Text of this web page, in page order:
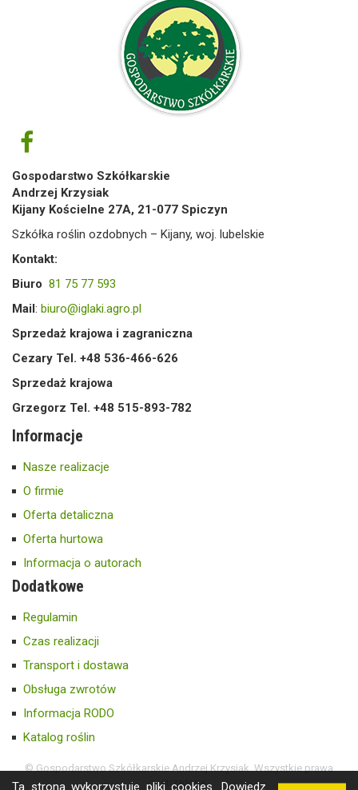
Gospodarstwo Szkółkarskie
Andrzej Krzysiak
Kijany Kościelne 27A, 21-077 Spiczyn
Szkółka roślin ozdobnych – Kijany, woj. lubelskie
Kontakt:
Biuro 81 75 77 593
Mail: biuro@iglaki.agro.pl
Sprzedaż krajowa i zagraniczna
Cezary Tel. +48 536-466-626
Sprzedaż krajowa
Grzegorz Tel. +48 515-893-782
Informacje
Nasze realizacje
O firmie
Oferta detaliczna
Oferta hurtowa
Informacja o autorach
Dodatkowe
Regulamin
Czas realizacji
Transport i dostawa
Obsługa zwrotów
Informacja RODO
Katalog roślin
© Gospodarstwo Szkółkarskie Andrzej Krzysiak. Wszystkie prawa
zastrzeżone.
Ta strona wykorzystuje pliki cookies. Dowiedz